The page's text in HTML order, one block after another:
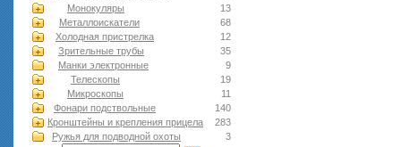
13
Монокуляры
68
Металлоискатели
12
Холодная пристрелка
35
Зрительные трубы
9
Манки электронные
19
Телескопы
11
Микроскопы
140
Фонари подствольные
283
Кронштейны и крепления прицела
3
Ружья для подводной оxоты